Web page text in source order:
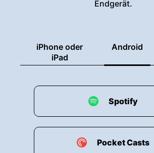
Endgerät.
iPhone oder
iPad
Android
Spotify
Pocket Casts